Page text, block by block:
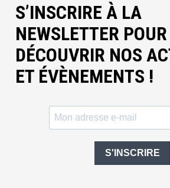
S’INSCRIRE À LA
NEWSLETTER POUR
DÉCOUVRIR NOS
ET ÉVÈNEMENTS !
S'INSCRIRE